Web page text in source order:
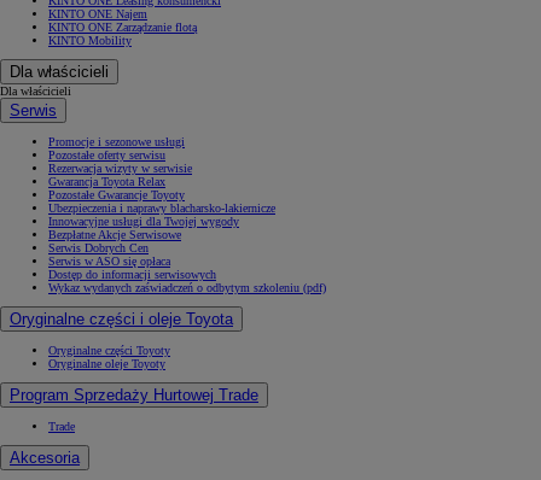
KINTO ONE Najem
KINTO ONE Zarządzanie flotą
KINTO Mobility
Dla właścicieli
Dla właścicieli
Serwis
Promocje i sezonowe usługi
Pozostałe oferty serwisu
Rezerwacja wizyty w serwisie
Gwarancja Toyota Relax
Pozostałe Gwarancje Toyoty
Ubezpieczenia i naprawy blacharsko-lakiernicze
Innowacyjne usługi dla Twojej wygody
Bezpłatne Akcje Serwisowe
Serwis Dobrych Cen
Serwis w ASO się opłaca
Dostęp do informacji serwisowych
Wykaz wydanych zaświadczeń o odbytym szkoleniu (pdf)
Oryginalne części i oleje Toyota
Oryginalne części Toyoty
Oryginalne oleje Toyoty
Program Sprzedaży Hurtowej Trade
Trade
Akcesoria